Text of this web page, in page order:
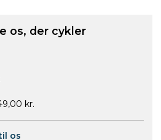
os, der cykler
kr.
os